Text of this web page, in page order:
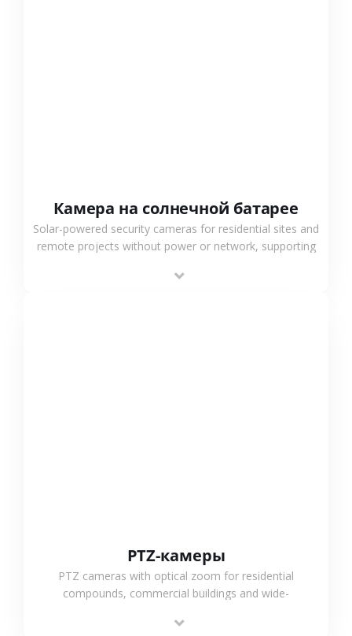
Камера на солнечной батарее
Solar-powered security cameras for residential sites and
remote projects without power or network, supporting
outdoor monitoring.
PTZ-камеры
PTZ cameras with optical zoom for residential
compounds, commercial buildings and wide-
monitoring and flexible coverage.